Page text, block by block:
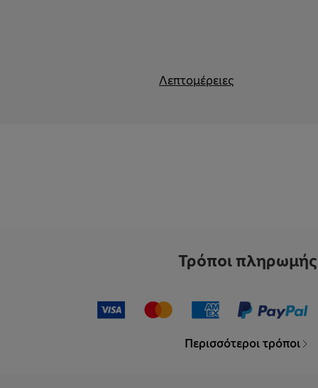
Λεπτομέρειες
Τρόποι πληρωμής
Περισσότεροι τρόποι